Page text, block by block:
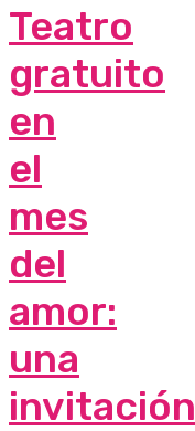
Teatro
gratuito
en
el
mes
del
amor:
una
invitación